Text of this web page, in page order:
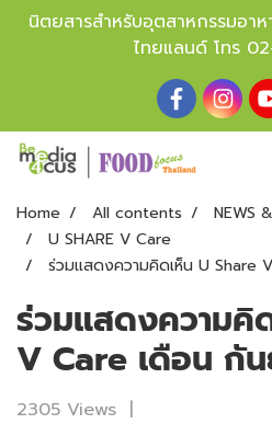
นิตยสารสำหรับอุตสาหกรรมอา
ไทยแลนด์ โทร
Home All contents
NEWS
U SHARE V Care
ร่วมแสดงความคิดเห็น U Share
ร่วมแสดงความคิ
V Care เดือน กั
2305 Views |